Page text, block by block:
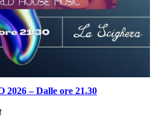
– Dalle ore 21.30